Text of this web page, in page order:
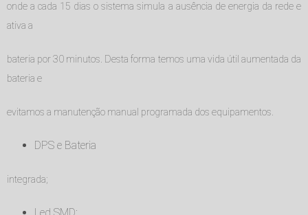
onde a cada 15 dias o sistema simula a ausência de energia da rede e
ativa a
bateria por 30 minutos. Desta forma temos uma vida útil aumentada da
bateria e
evitamos a manutenção manual programada dos equipamentos.
DPS e Bateria
integrada;